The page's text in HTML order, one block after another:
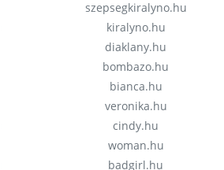
szepsegkiralyno.hu
kiralyno.hu
diaklany.hu
bombazo.hu
bianca.hu
veronika.hu
cindy.hu
woman.hu
badgirl.hu